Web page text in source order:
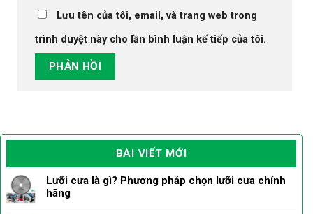
Lưu tên của tôi, email, và trang web trong
trình duyệt này cho lần bình luận kế tiếp của tôi.
BÀI VIẾT MỚI
Lưỡi cưa là gì? Phương pháp chọn lưỡi cưa chính
hãng